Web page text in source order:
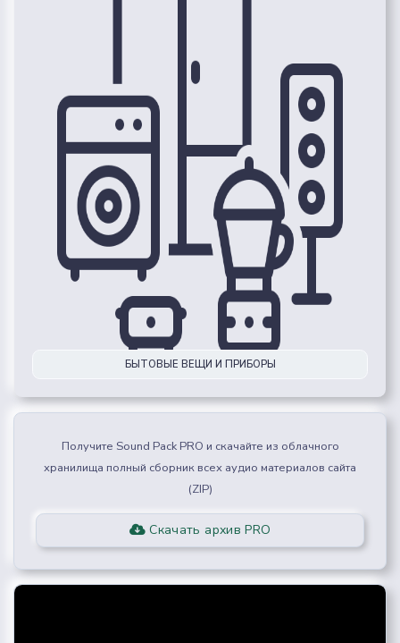
БЫТОВЫЕ ВЕЩИ И ПРИБОРЫ
Получите Sound Pack PRO и скачайте из облачного
хранилища полный сборник всех аудио материалов сайта
(ZIP)
Скачать архив PRO